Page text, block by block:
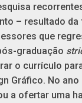
– resultado
que
graduação
o currículo
Gráfico. No ano
a ofertar uma